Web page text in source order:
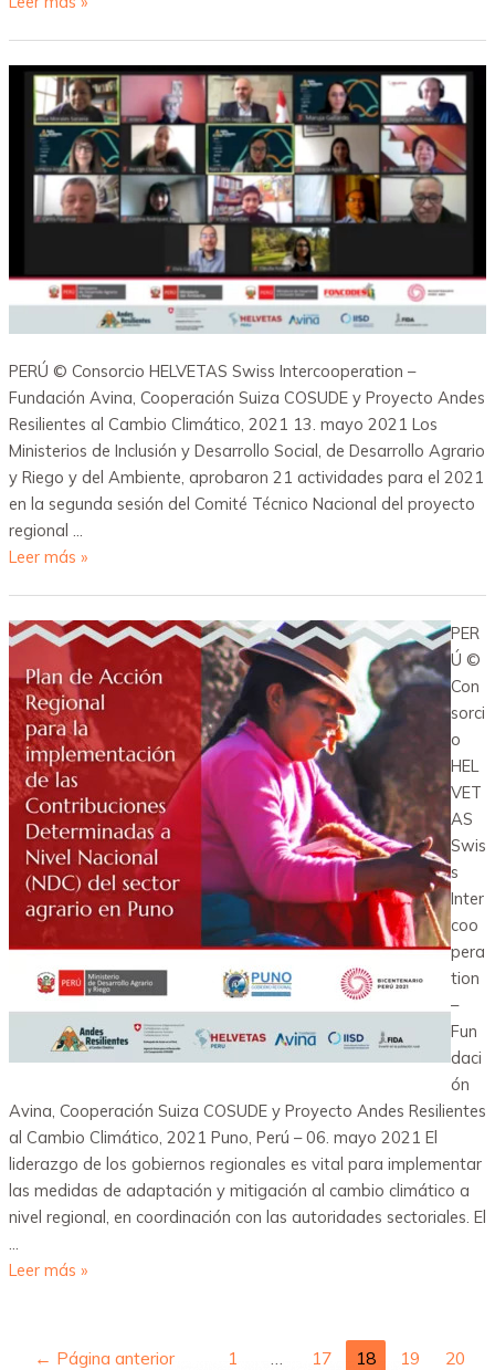
PERÚ © Consorcio HELVETAS Swiss Intercooperation –
Fundación Avina, Cooperación Suiza COSUDE y Proyecto Andes
Resilientes al Cambio Climático, 2021 13. mayo 2021 Los
Ministerios de Inclusión y Desarrollo Social, de Desarrollo Agrario
y Riego y del Ambiente, aprobaron 21 actividades para el 2021
en la segunda sesión del Comité Técnico Nacional del proyecto
regional …
Leer más »
PER
Ú ©
Con
sorci
o
HEL
VET
AS
Swis
s
Inter
coo
pera
tion
–
Fun
daci
ón
Avina, Cooperación Suiza COSUDE y Proyecto Andes Resilientes
al Cambio Climático, 2021 Puno, Perú – 06. mayo 2021 El
liderazgo de los gobiernos regionales es vital para implementar
las medidas de adaptación y mitigación al cambio climático a
nivel regional, en coordinación con las autoridades sectoriales. El
Leer más »
← Página anterior 1 17 18 19
20